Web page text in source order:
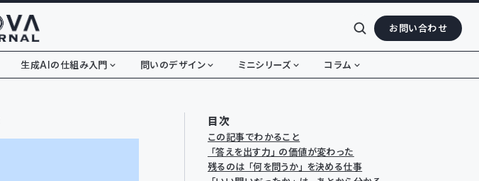
お問い合わせ
生成AIの仕組み入門 問いのデザイン ミニシリーズ コラム
目次
この記事でわかること
「答えを出す力」の価値が変わった
残るのは「何を問うか」を決める仕事